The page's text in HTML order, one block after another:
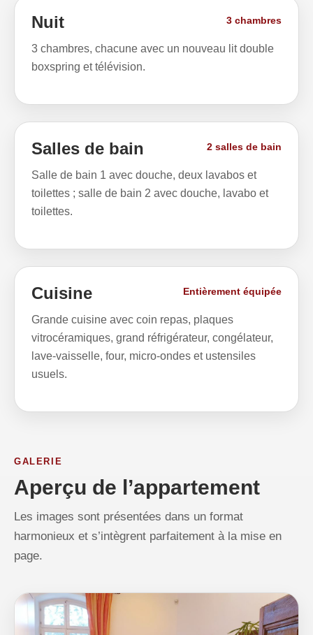
Nuit 3 chambres
3 chambres, chacune avec un nouveau lit double
boxspring et télévision.
Salles de bain 2 salles de bain
Salle de bain 1 avec douche, deux lavabos et
toilettes ; salle de bain 2 avec douche, lavabo et
toilettes.
Cuisine Entièrement équipée
Grande cuisine avec coin repas, plaques
vitrocéramiques, grand réfrigérateur, congélateur,
lave-vaisselle, four, micro-ondes et ustensiles
usuels.
GALERIE
Aperçu de l’appartement
Les images sont présentées dans un format
harmonieux et s’intègrent parfaitement à la mise en
page.